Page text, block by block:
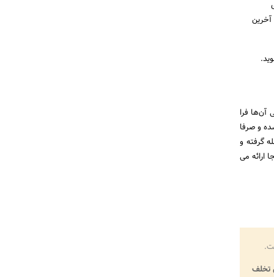
آخرین
آن‌ها فرا
و صرفا
گرفته و
ارائه می
تخلف